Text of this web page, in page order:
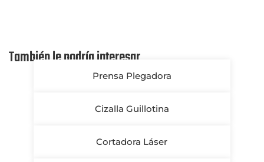
También le podría interesar
Prensa Plegadora
Cizalla Guillotina
Cortadora Láser